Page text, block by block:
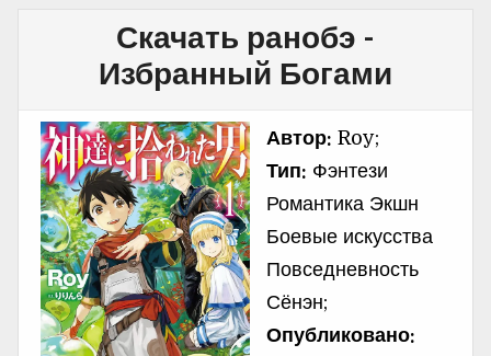
Скачать ранобэ -
Избранный Богами
Автор: Roy;
Тип: Фэнтези
Романтика Экшн
Боевые искусства
Повседневность
Сёнэн;
Опубликовано: